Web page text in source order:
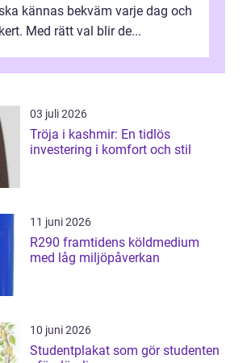
kännas bekväm varje dag och
Med rätt val blir de...
03 juli 2026
Tröja i kashmir: En tidlös
investering i komfort och stil
11 juni 2026
R290 framtidens köldmedium
med låg miljöpåverkan
10 juni 2026
Studentplakat som gör studenten